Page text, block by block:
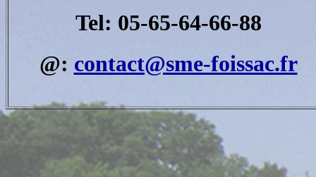
Tel: 05-65-64-66-88
@: contact@sme-foissac.fr